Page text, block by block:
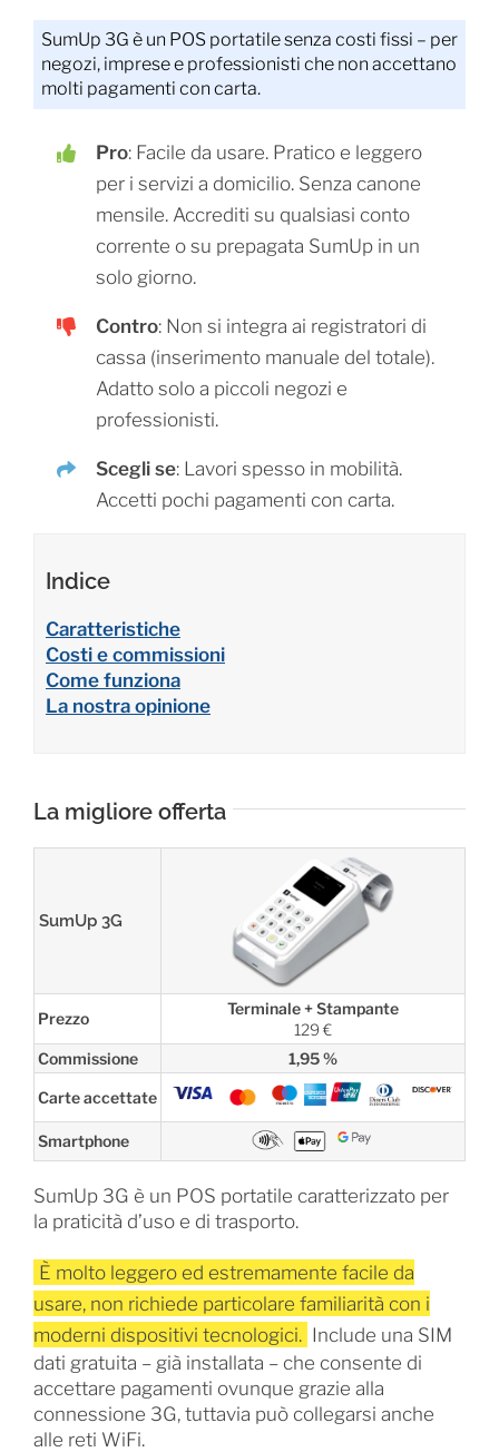
SumUp 3G è un POS portatile senza costi fissi – per
negozi, imprese e professionisti che non accettano
molti pagamenti con carta.
Pro: Facile da usare. Pratico e leggero
per i servizi a domicilio. Senza canone
mensile. Accrediti su qualsiasi conto
corrente o su prepagata SumUp in un
solo giorno.
Contro: Non si integra ai registratori di
cassa (inserimento manuale del totale).
Adatto solo a piccoli negozi e
professionisti.
Scegli se: Lavori spesso in mobilità.
Accetti pochi pagamenti con carta.
Indice
Caratteristiche
Costi e commissioni
Come funziona
La nostra opinione
La migliore offerta
SumUp 3G
Prezzo
Terminale + Stampante
129 €
Commissione
1,95 %
Carte accettate
Smartphone
SumUp 3G è un POS portatile caratterizzato per
la praticità d’uso e di trasporto.
È molto leggero ed estremamente facile da
usare, non richiede particolare familiarità con i
moderni dispositivi tecnologici. Include una SIM
dati gratuita – già installata – che consente di
accettare pagamenti ovunque grazie alla
connessione 3G, tuttavia può collegarsi anche
alle reti WiFi.